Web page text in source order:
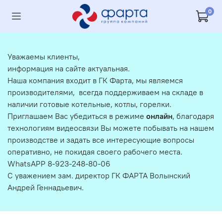
0
Уважаемы клиенты,
информация на сайте актуальная.
Наша компания входит в ГК Фарта, мы являемся
производителями, всегда поддерживаем на складе в
наличии готовые котельные, котлы, горелки.
Приглашаем Вас убедиться в режиме онлайн, благодаря
технологиям видеосвязи Вы можете побывать на нашем
производстве и задать все интересующие вопросы
оперативно, не покидая своего рабочего места.
WhatsAPP 8-923-248-80-06
С уважением зам. директор ГК ФАРТА Волынский
Андрей Геннадьевич.